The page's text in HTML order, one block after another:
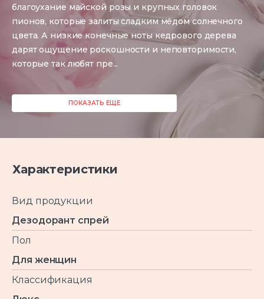
благоухание майской розы и крупных головок
пионов, которые залиты сладким мёдом солнечного
цвета. А низкие конечные ноты кедрового дерева
дарят ощущение роскошности и неповторимости,
которые так любят пре...
ПОКАЗАТЬ ЕЩЕ
Характеристики
Вид продукции
Дезодорант спрей
Пол
Для женщин
Классификация